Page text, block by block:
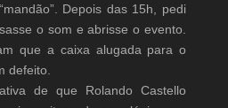
Depois das 15h, pedi
o som e abrisse o evento.
que a caixa alugada para o
defeito.
de que Rolando Castello